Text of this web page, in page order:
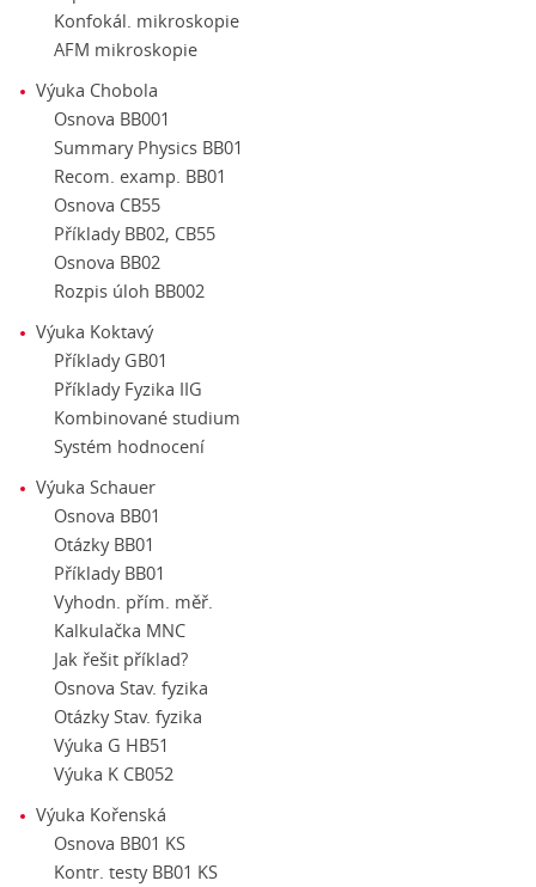
Konfokál. mikroskopie
AFM mikroskopie
Výuka Chobola
Osnova BB001
Summary Physics BB01
Recom. examp. BB01
Osnova CB55
Příklady BB02, CB55
Osnova BB02
Rozpis úloh BB002
Výuka Koktavý
Příklady GB01
Příklady Fyzika IIG
Kombinované studium
Systém hodnocení
Výuka Schauer
Osnova BB01
Otázky BB01
Příklady BB01
Vyhodn. přím. měř.
Kalkulačka MNC
Jak řešit příklad?
Osnova Stav. fyzika
Otázky Stav. fyzika
Výuka G HB51
Výuka K CB052
Výuka Kořenská
Osnova BB01 KS
Kontr. testy BB01 KS